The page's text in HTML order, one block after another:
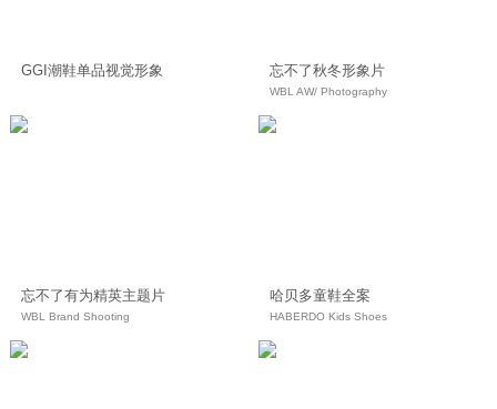
GGI潮鞋单品视觉形象 忘不了秋冬形象片
WBL AW/ Photography
忘不了有为精英主题片
WBL Brand Shooting
哈贝多童鞋全案
HABERDO Kids Shoes